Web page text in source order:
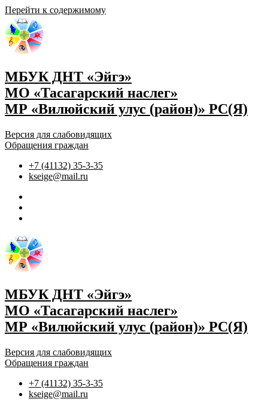
Перейти к содержимому
МБУК ДНТ «Эйгэ»
МО «Тасагарский наслег»
МР «Вилюйский улус (район)» РС(Я)
Версия для слабовидящих
Обращения граждан
+7 (41132) 35-3-35
kseige@mail.ru
МБУК ДНТ «Эйгэ»
МО «Тасагарский наслег»
МР «Вилюйский улус (район)» РС(Я)
Версия для слабовидящих
Обращения граждан
+7 (41132) 35-3-35
kseige@mail.ru